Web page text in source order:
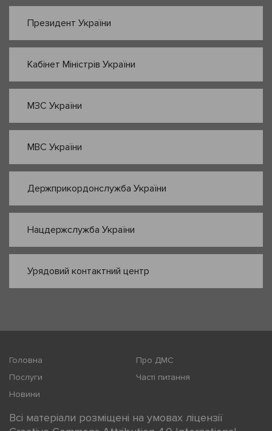
Президент України
Кабінет Міністрів України
МЗС України
МВС України
Держприкордонслужба України
Нацдержслужба України
Урядовий контактний центр
Головна
Про ДМС
Послуги
Часті питання
Новини
Всі матеріали розміщені на умовах ліцензії